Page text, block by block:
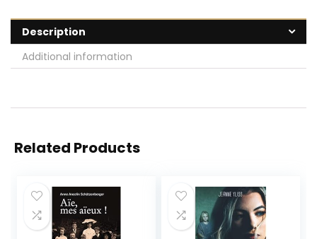
Description
Additional information
Related Products